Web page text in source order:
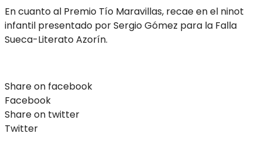
En cuanto al Premio Tío Maravillas, recae en el ninot
infantil presentado por Sergio Gómez para la Falla
Sueca-Literato Azorín.
Share on facebook
Facebook
Share on twitter
Twitter